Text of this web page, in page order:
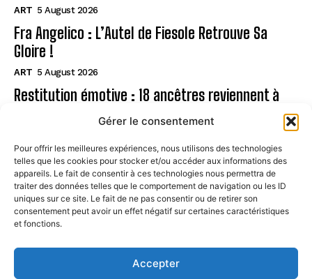
Gérer le consentement
Pour offrir les meilleures expériences, nous utilisons des technologies
telles que les cookies pour stocker et/ou accéder aux informations des
appareils. Le fait de consentir à ces technologies nous permettra de
traiter des données telles que le comportement de navigation ou les ID
uniques sur ce site. Le fait de ne pas consentir ou de retirer son
consentement peut avoir un effet négatif sur certaines caractéristiques
et fonctions.
Accepter
ART 5 August 2026
Fra Angelico : L’Autel de Fiesole Retrouve Sa
Gloire !
ART 5 August 2026
Restitution émotive : 18 ancêtres reviennent à
Page
CONTACT
MENTIONS LÉGALES